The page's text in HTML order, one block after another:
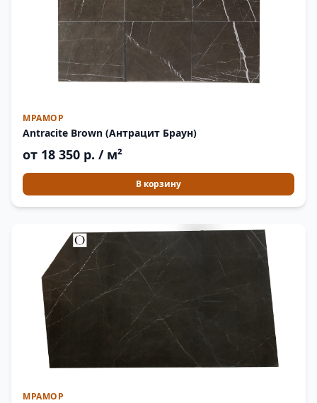
МРАМОР
Antracite Brown (Антрацит Браун)
от 18 350 р. / м²
В корзину
МРАМОР